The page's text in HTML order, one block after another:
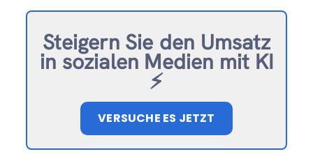
Steigern Sie den Umsatz
in sozialen Medien mit KI
⚡️
VERSUCHE ES JETZT